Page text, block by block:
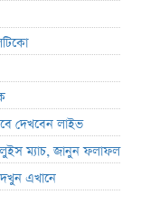
দেখবেন লাইভ
লুইস ম্যাচ, জানুন ফলাফল
এখানে